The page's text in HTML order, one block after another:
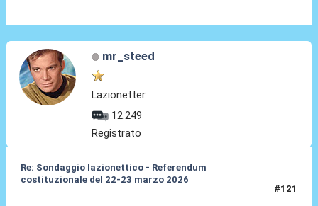
mr_steed
Lazionetter
12.249
Registrato
Re: Sondaggio lazionettico - Referendum
costituzionale del 22-23 marzo 2026
#121